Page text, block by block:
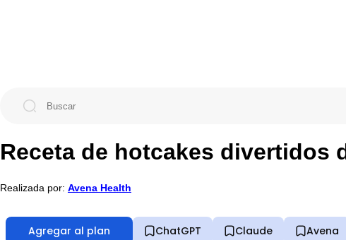
Receta de hotcakes divertidos
Realizada por: Avena Health
Agregar al plan ChatGPT Claude Avena